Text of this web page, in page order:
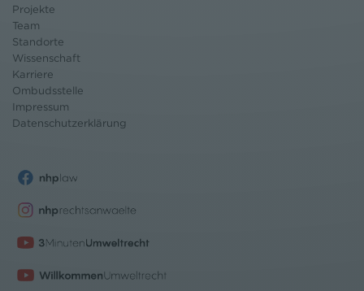
Projekte
Team
Standorte
Wissenschaft
Karriere
Ombudsstelle
Impressum
Datenschutzerklärung